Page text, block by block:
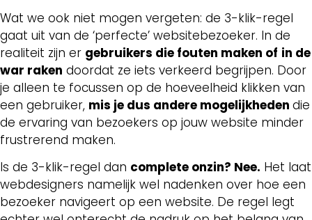
Wat we ook niet mogen vergeten: de 3-klik-regel
gaat uit van de ‘perfecte’ websitebezoeker. In de
realiteit zijn er gebruikers die fouten maken of in de
war raken doordat ze iets verkeerd begrijpen. Door
je alleen te focussen op de hoeveelheid klikken van
een gebruiker, mis je dus andere mogelijkheden die
de ervaring van bezoekers op jouw website minder
frustrerend maken.
Is de 3-klik-regel dan complete onzin? Nee. Het laat
webdesigners namelijk wel nadenken over hoe een
bezoeker navigeert op een website. De regel legt